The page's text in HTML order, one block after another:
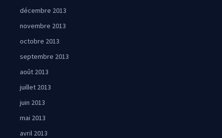
décembre 2013
novembre 2013
octobre 2013
septembre 2013
août 2013
juillet 2013
juin 2013
mai 2013
avril 2013